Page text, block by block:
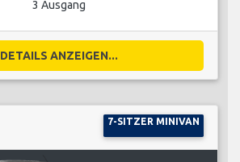
3 Ausgang
DETAILS ANZEIGEN...
7-SITZER MINIVAN